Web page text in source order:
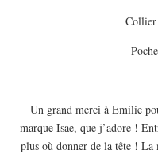
Collier
Un grand merci à Emilie
marque Isae, que j’adore !
plus où donner de la tête !